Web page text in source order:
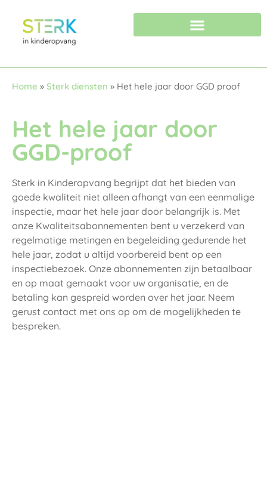
Home » Sterk diensten » Het hele jaar door GGD proof
Het hele jaar door
GGD-proof
Sterk in Kinderopvang begrijpt dat het bieden van
goede kwaliteit niet alleen afhangt van een eenmalige
inspectie, maar het hele jaar door belangrijk is. Met
onze Kwaliteitsabonnementen bent u verzekerd van
regelmatige metingen en begeleiding gedurende het
hele jaar, zodat u altijd voorbereid bent op een
inspectiebezoek. Onze abonnementen zijn betaalbaar
en op maat gemaakt voor uw organisatie, en de
betaling kan gespreid worden over het jaar. Neem
gerust contact met ons op om de mogelijkheden te
bespreken.